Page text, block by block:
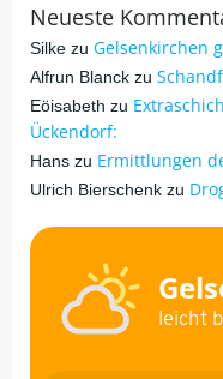
Neueste
Silke zu Gelsenkirchen
Alfrun Blanck zu
Eöisabeth zu
Ückendorf:
Hans zu Ermittlungen
Ulrich Bierschenk zu
leicht